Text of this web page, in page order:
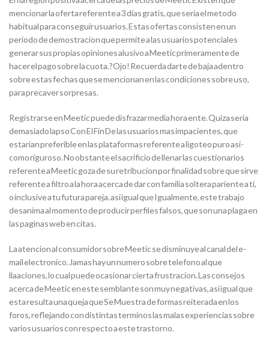
mencionar la oferta referente a 3 dias gratis, que seria el metodo
habitual para conseguir usuarios. Estas ofertas consisten en un
periodo de demostracion que permite a las usuarios potenciales
generar sus propias opiniones alusivo a Meetic primeramente de
hacer el pago sobre la cuota.?Ojo! Recuerda darte de baja adentro
sobre estas fechas que se mencionan en las condiciones sobre uso,
para precaver sorpresas.
Registrarse en Meetic puede disfrazar media hora ente. Quiza seri­a
demasiado lapso Con El Fin De las usuarios mas impacientes, que
estarian preferible en las plataformas referente a ligoteo puro asi­
como riguroso. No obstante el sacrificio de llenar las cuestionarios
referente a Meetic goza de su retribucion por finalidad sobre que sirve
referente a filtro a la hora acerca de dar con familia soltera pariente a ti,
o inclusive a tu futura pareja. asi igual que Igualmente, este trabajo
desanima al momento de producir perfiles falsos, que son una plaga en
las paginas web en citas.
La atencion al consumidor sobre Meetic se disminuye al canal del e-
mail electronico. Jamas hay un numero sobre telefono al que
llaaciones, lo cual puede ocasionar cierta frustracion. Las consejos
acerca de Meetic en este semblante son muy negativas, asi igual que
esta resulta una queja que Se Muestra de formas reiterada en los
foros, reflejando con distintas terminos las malas experiencias sobre
varios usuarios con respecto a este trastorno.